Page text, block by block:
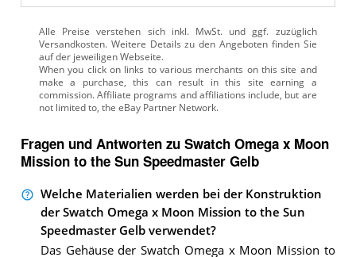
Alle Preise verstehen sich inkl. MwSt. und ggf. zuzüglich
Versandkosten. Weitere Details zu den Angeboten finden Sie
auf der jeweiligen Webseite.
Fragen und Antworten zu Swatch Omega x Moon
Mission to the Sun Speedmaster Gelb
Welche Materialien werden bei der Konstruktion
der Swatch Omega x Moon Mission to the Sun
Speedmaster Gelb verwendet?
Das Gehäuse der Swatch Omega x Moon Mission to